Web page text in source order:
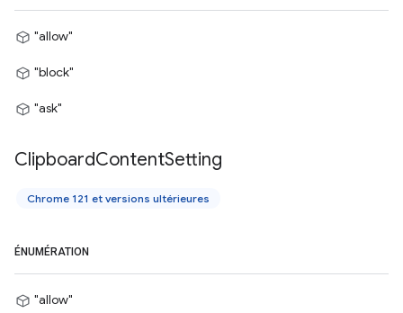
"allow"
"block"
"ask"
ClipboardContentSetting
Chrome 121 et versions ultérieures
ÉNUMÉRATION
"allow"